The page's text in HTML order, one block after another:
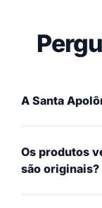
A Santa
Os produtos
são originais?